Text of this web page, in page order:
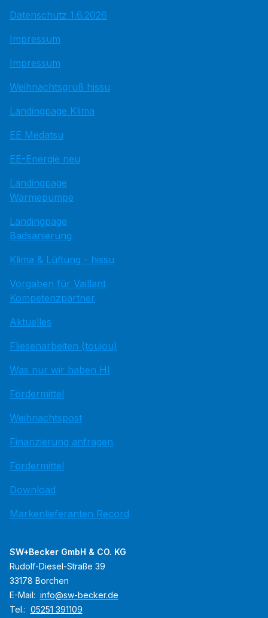
Datenschutz 1.6.2026
Impressum
Impressum
Weihnachtsgruß hissu
Landingpage Klima
EE Medatsu
EE-Energie neu
Landingpage
Wärmepumpe
Landingpage
Badsanierung
Klima & Lüftung - hissu
Vorgaben für Vaillant
Kompetenzpartner
Aktuelles
Fliesenarbeiten (toujou)
Was nur wir haben HI
Fördermittel
Weihnachtspost
Finanzierung anfragen
Fördermittel
Download
Markenlieferanten Record
SW+Becker GmbH & CO. KG
Rudolf-Diesel-Straße 39
33178 Borchen
E-Mail: info@sw-becker.de
Tel.: 05251 391109